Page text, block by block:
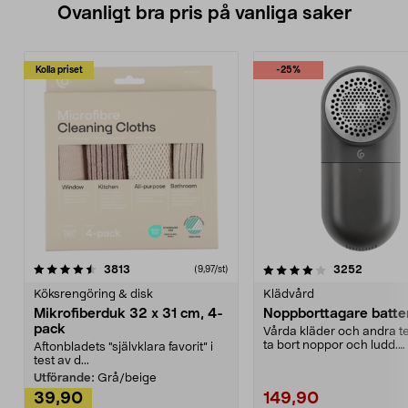
Ovanligt bra pris på vanliga saker
Kolla priset
3813 (9,97/st)
Köksrengöring & disk
Mikrofiberduk 32 x 31 cm, 4-
pack
Aftonbladets "självklara favorit” i
test av d...
Utförande: Grå/beige
39,90
-25%
4.0av 5 stjärnor 3252
Klädvård
Noppborttagare
Vårda kläder och andra
ta bort noppor och ludd.
149,90
4.5av 5 stjärnor